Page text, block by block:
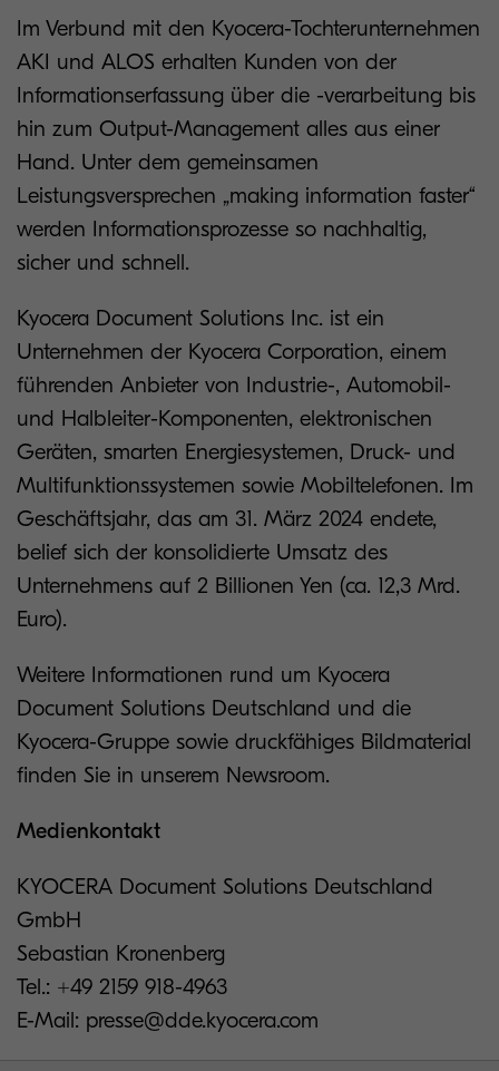
Im Verbund mit den Kyocera-Tochterunternehmen
AKI und ALOS erhalten Kunden von der
Informationserfassung über die -verarbeitung bis
hin zum Output-Management alles aus einer
Hand. Unter dem gemeinsamen
Leistungsversprechen „making information faster“
werden Informationsprozesse so nachhaltig,
sicher und schnell.
Kyocera Document Solutions Inc. ist ein
Unternehmen der Kyocera Corporation, einem
führenden Anbieter von Industrie-, Automobil-
und Halbleiter-Komponenten, elektronischen
Geräten, smarten Energiesystemen, Druck- und
Multifunktionssystemen sowie Mobiltelefonen. Im
Geschäftsjahr, das am 31. März 2024 endete,
belief sich der konsolidierte Umsatz des
Unternehmens auf 2 Billionen Yen (ca. 12,3 Mrd.
Euro).
Weitere Informationen rund um Kyocera
Document Solutions Deutschland und die
Kyocera-Gruppe sowie druckfähiges Bildmaterial
finden Sie in unserem Newsroom.
Medienkontakt
KYOCERA Document Solutions Deutschland
GmbH
Sebastian Kronenberg
Tel.: +49 2159 918-4963
E-Mail: presse@dde.kyocera.com